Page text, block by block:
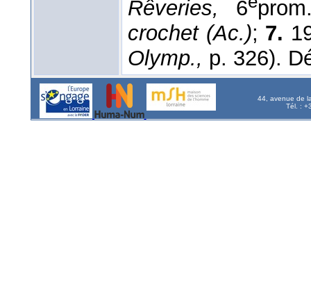
Rêveries,
6
crochet (Ac.); 7.
Olymp., p. 326).
44, avenue de
Tél. :